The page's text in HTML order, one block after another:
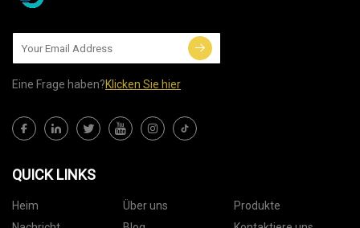
Eine Frage haben?Klicken Sie hier
QUICK LINKS
Heim Über uns
Produkte